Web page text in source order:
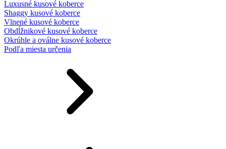
Luxusné kusové koberce
Shaggy kusové koberce
Vlnené kusové koberce
Obdĺžnikové kusové koberce
Okrúhle a oválne kusové koberce
Podľa miesta určenia